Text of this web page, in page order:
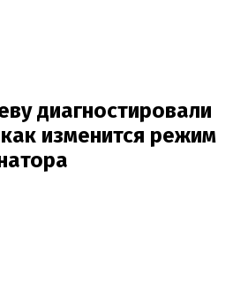
диагностировали
изменится режим